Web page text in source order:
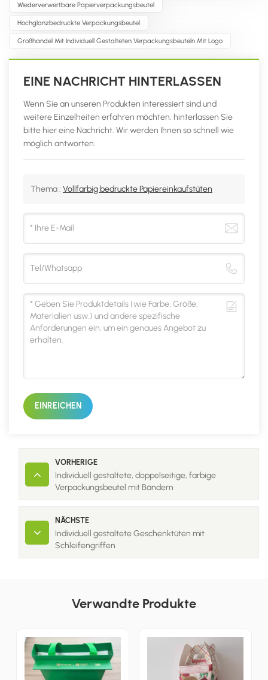
Wiederverwertbare Papierverpackungsbeutel
Hochglanzbedruckte Verpackungsbeutel
Großhandel Mit Individuell Gestalteten Verpackungsbeuteln Mit Logo
EINE NACHRICHT HINTERLASSEN
Wenn Sie an unseren Produkten interessiert sind und
weitere Einzelheiten erfahren möchten, hinterlassen Sie
bitte hier eine Nachricht. Wir werden Ihnen so schnell wie
möglich antworten.
Thema : Vollfarbig bedruckte Papiereinkaufstüten
EINREICHEN
VORHERIGE
Individuell gestaltete, doppelseitige, farbige
Verpackungsbeutel mit Bändern
NÄCHSTE
Individuell gestaltete Geschenktüten mit
Schleifengriffen
Verwandte Produkte